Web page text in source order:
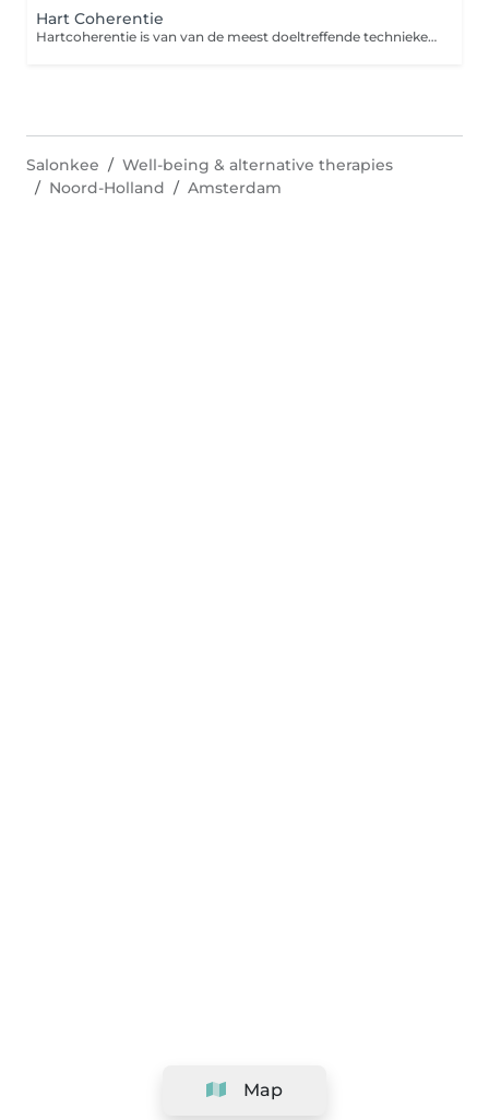
Hart Coherentie
Hartcoherentie is van van de meest doeltreffende technieken voor het beheersen van stress en emoties. De methode is gebaseerd op een eenvoudig en effectief fysiologisch principe: door op een bepaalde manier te ademen, synchroniseren je ademhalingsritme en je hartslag. De sessie bestaat uit praktische oefeningen die zijn bedoeld om zelfstandig toe te passen, zodat je van hartcoherentie een instrument maakt dat je zal vergezellen in veel situaties in je leven. Basistechnieken ademhaling, stress controle, concentratie verbetering, zelfvertrouwen verbeteren, hartcoherentie oefeningen voor kinderen.
Map
Salonkee
Well-being & alternative therapies
Noord-Holland
Amsterdam